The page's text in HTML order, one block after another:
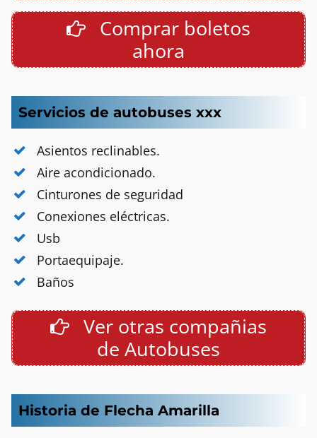
Comprar boletos
ahora
Servicios de autobuses xxx
Asientos reclinables.
Aire acondicionado.
Cinturones de seguridad
Conexiones eléctricas.
Usb
Portaequipaje.
Baños
Ver otras compañias
de Autobuses
Historia de Flecha Amarilla